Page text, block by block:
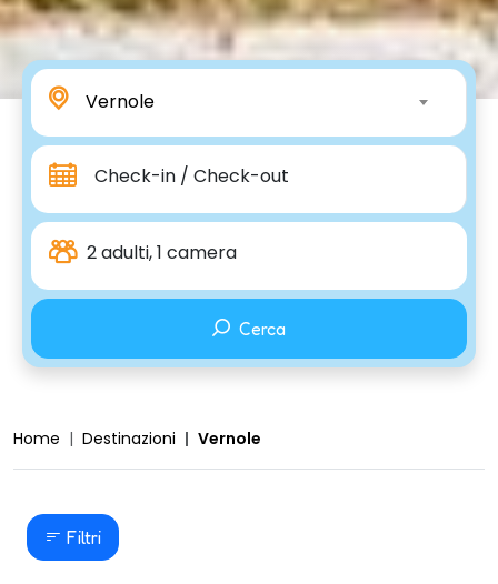
Vernole
Check-in / Check-out
2 adulti, 1 camera
Cerca
Home Destinazioni Vernole
Filtri